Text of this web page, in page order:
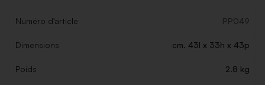
Numéro d'article PP049
Dimensions cm. 43l x 33h x 43p
Poids 2.8 kg